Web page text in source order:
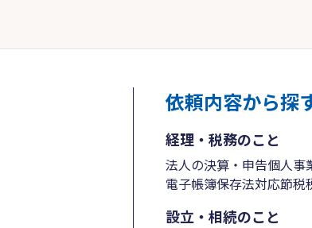
依頼内容から探
経理・税務のこと
法人の決算・申告個人事
電子帳簿保存法対応節税
設立・相続のこと